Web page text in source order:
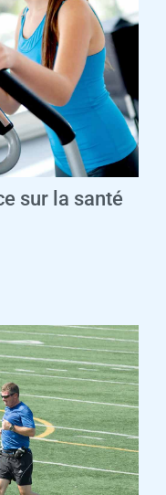
sur la santé